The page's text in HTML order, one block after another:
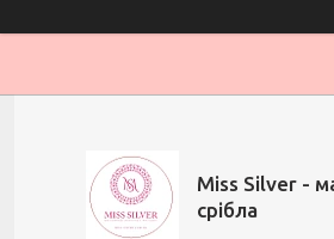
Miss Silver -
срібла